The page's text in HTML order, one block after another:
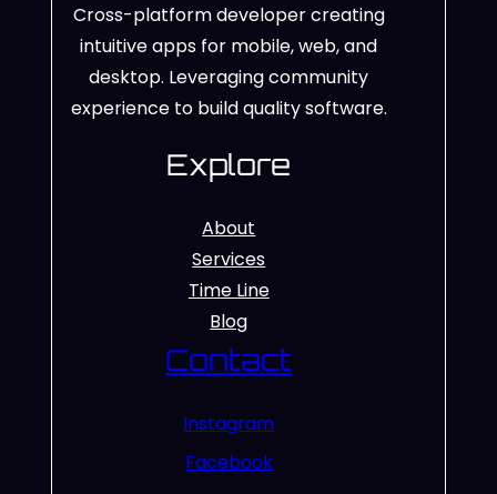
Cross-platform developer creating
intuitive apps for mobile, web, and
desktop. Leveraging community
experience to build quality software.
Explore
About
Services
Time Line
Blog
Contact
Instagram
Facebook